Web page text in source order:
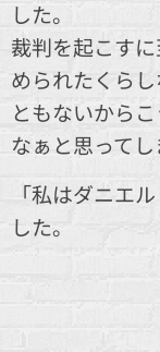
した。
裁判を起こす
められたくら
ともないから
なぁと思ってし
「私はダニエ
した。